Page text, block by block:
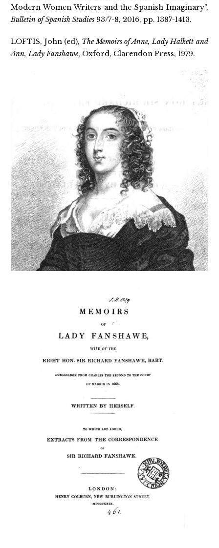
Modern Women Writers and the Spanish Imaginary”,
Bulletin of Spanish Studies 93/7-8, 2016, pp. 1387-1413.
LOFTIS, John (ed), The Memoirs of Anne, Lady Halkett and
Ann, Lady Fanshawe, Oxford, Clarendon Press, 1979.